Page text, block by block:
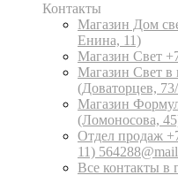
Контакты
Магазин Дом
Енина, 11)
Магазин Свет
Магазин Свет в
(Доваторцев,
Магазин
(Ломоносова,
Отдел продаж
11)
Все контакты в